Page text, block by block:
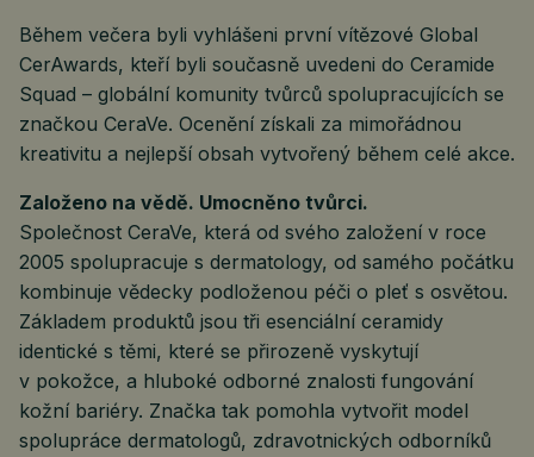
Během večera byli vyhlášeni první vítězové Global
CerAwards, kteří byli současně uvedeni do Ceramide
Squad – globální komunity tvůrců spolupracujících se
značkou CeraVe. Ocenění získali za mimořádnou
kreativitu a nejlepší obsah vytvořený během celé akce.
Založeno na vědě. Umocněno tvůrci.
Společnost CeraVe, která od svého založení v roce
2005 spolupracuje s dermatology, od samého počátku
kombinuje vědecky podloženou péči o pleť s osvětou.
Základem produktů jsou tři esenciální ceramidy
identické s těmi, které se přirozeně vyskytují
v pokožce, a hluboké odborné znalosti fungování
kožní bariéry. Značka tak pomohla vytvořit model
spolupráce dermatologů, zdravotnických odborníků